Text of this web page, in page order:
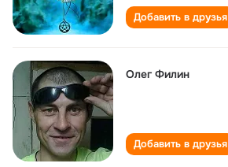
Добавить в друзья
Олег Филин
Добавить в друзья